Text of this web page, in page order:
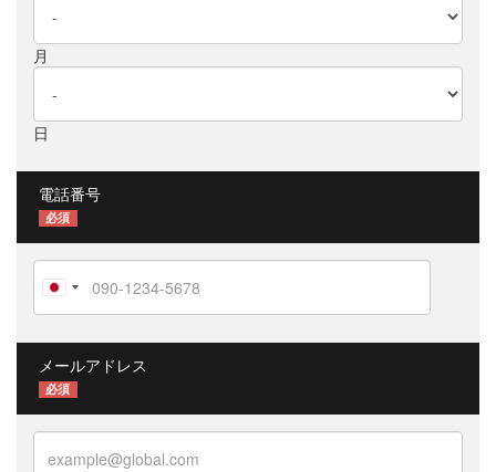
月
日
電話番号
必須
メールアドレス
必須